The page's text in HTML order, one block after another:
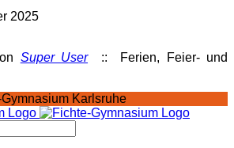
2025
Super User:: Ferien, Feier- und
Karlsruhe